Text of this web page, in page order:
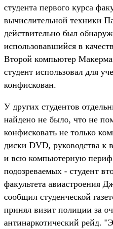
студента первого курса
вычислительной техники
действительно был
использовавшийся в
Второй компьютер
студент использовал для
конфискован.
У других студентов
найдено не было, что не
конфисковать не только
диски DVD, руководства к
и всю компьютерную
подозреваемых - студент
факультета авиастроения
сообщил студенческой
принял визит полиции за
антинаркотический рейд.